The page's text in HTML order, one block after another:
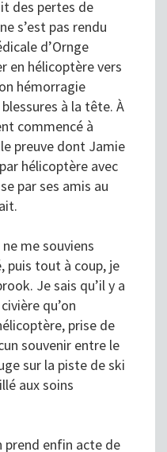
des pertes de
s’est pas rendu
d’Ornge
en hélicoptère vers
hémorragie
à la tête. À
commencé à
preuve dont Jamie
hélicoptère avec
par ses amis au
me souviens
puis tout à coup, je
Je sais qu’il y a
qu’on
prise de
souvenir entre le
sur la piste de ski
aux soins
prend enfin acte de